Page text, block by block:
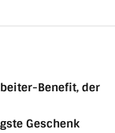
Benefit, der
Geschenk